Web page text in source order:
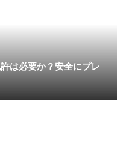
は必要か？安全にプレ